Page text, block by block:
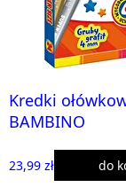
Kredki
BAMBINO
23,99 zł do